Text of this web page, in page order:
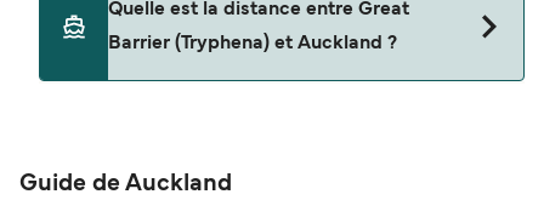
bord du ferry. Vous aurez peut-être besoin d'un
passeport pour animaux et d'autres documents.
Vous pouvez actuellement emmener des
Quelle est la distance entre Great
Barrier (Tryphena) et Auckland ?
Guide de Auckland